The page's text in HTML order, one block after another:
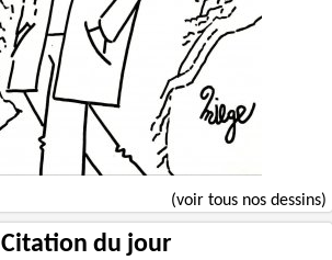
(voir tous nos dessins)
Citation du jour